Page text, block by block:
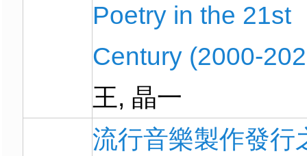
Poetry in the 21st
Century (2000-
王, 晶一
流行音樂製作發行